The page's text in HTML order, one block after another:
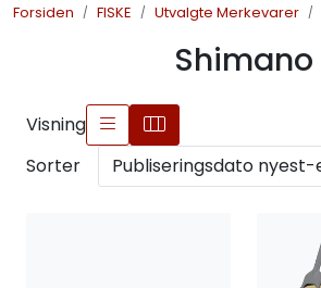
Forsiden FISKE Utvalgte Merkevarer
Shimano
Visning
Sorter
FISKE
SOMMERSALG FISKE